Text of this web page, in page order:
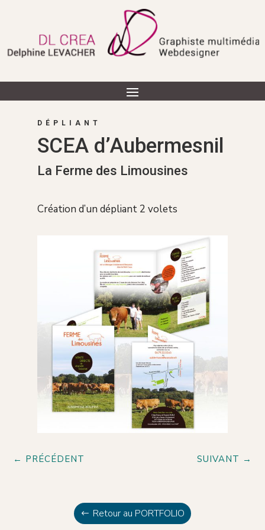
DÉPLIANT
SCEA d’Aubermesnil
La Ferme des Limousines
Création d’un dépliant 2 volets
← PRÉCÉDENT SUIVANT →
Retour au PORTFOLIO